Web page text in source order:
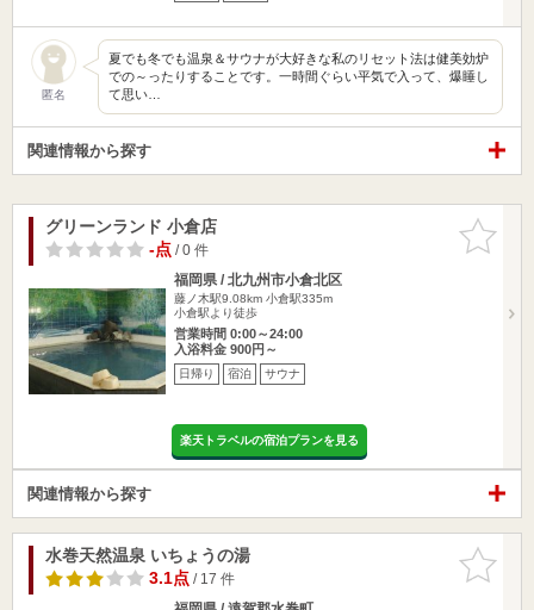
匿名
夏でも冬でも温泉＆サウナが大好きな私のリセット法は健美効炉
での～ったりすることです。一時間ぐらい平気で入って、爆睡し
て思い…
関連情報から探す
お気に入
りに追加
グリーンランド 小倉店
-点/ 0 件
福岡県 / 北九州市小倉北区
藤ノ木駅9.08km 小倉駅335m
小倉駅より徒歩
営業時間 0:00～24:00
入浴料金 900円～
日帰り 宿泊 サウナ
楽天トラベルの宿泊プランを見る
関連情報から探す
お気に入
りに追加
水巻天然温泉 いちょうの湯
3.1点/ 17 件